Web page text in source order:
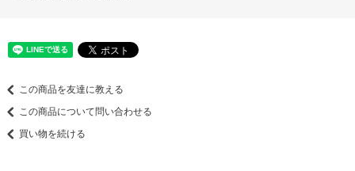
この商品を友達に教える
この商品について問い合わせる
買い物を続ける